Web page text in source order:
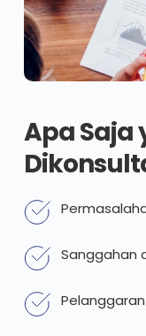
Apa Saja
Sanggahan